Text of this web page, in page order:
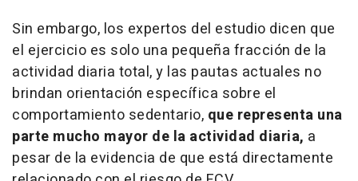
Sin embargo, los expertos del estudio dicen que
el ejercicio es solo una pequeña fracción de la
actividad diaria total, y las pautas actuales no
brindan orientación específica sobre el
comportamiento sedentario, que representa una
parte mucho mayor de la actividad diaria, a
pesar de la evidencia de que está directamente